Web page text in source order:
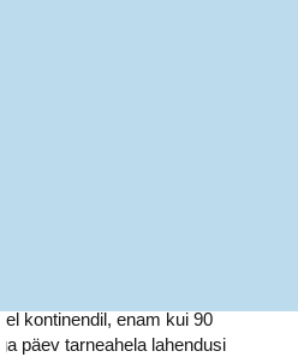
kontinendil, enam kui 90
päev tarneahela lahendusi